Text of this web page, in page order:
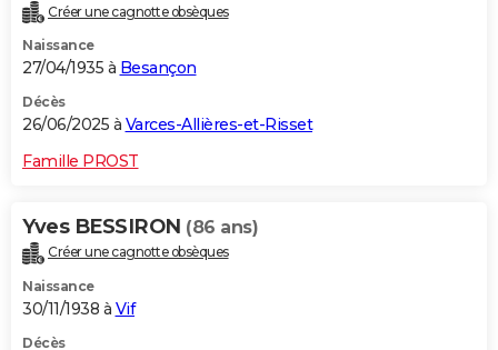
Créer une cagnotte obsèques
Naissance
27/04/1935 à Besançon
Décès
26/06/2025 à Varces-Allières-et-Risset
Famille PROST
Yves BESSIRON (86 ans)
Créer une cagnotte obsèques
Naissance
30/11/1938 à Vif
Décès